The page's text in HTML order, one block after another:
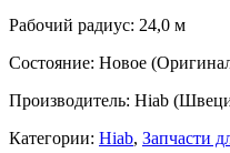
Рабочий радиус: 24,0 м
Состояние: Новое
Производитель: Hiab
Категории: Hiab, Запчасти